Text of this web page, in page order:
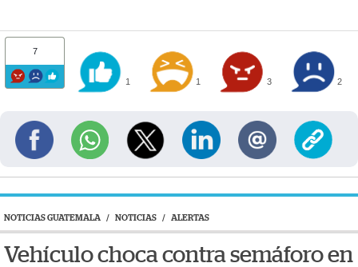
7
1 1 3 2
NOTICIAS GUATEMALA / NOTICIAS / ALERTAS
Vehículo choca contra semáforo en